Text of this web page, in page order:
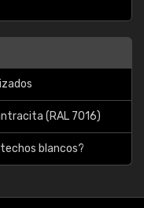
(RAL 7016)
blancos?